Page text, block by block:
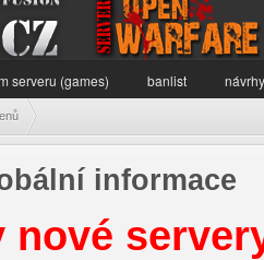
serveru (games) banlist
informace
nové